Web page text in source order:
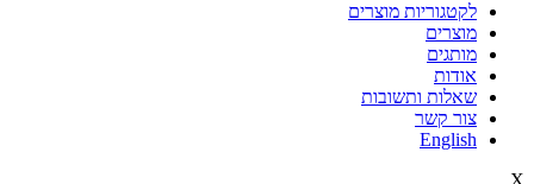
לקטגוריות מוצרים
מוצרים
מותגים
אודות
שאלות ותשובות
צור קשר
English
X